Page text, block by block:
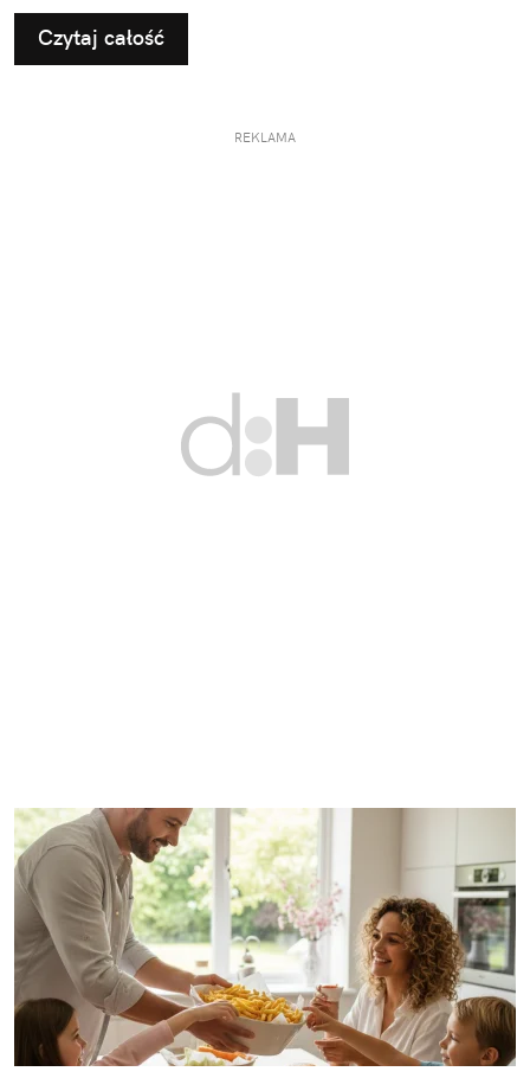
osoby. To decyzja, która wpływa na jego późniejsze
użytkowanie i odbiór.
Czytaj całość
REKLAMA